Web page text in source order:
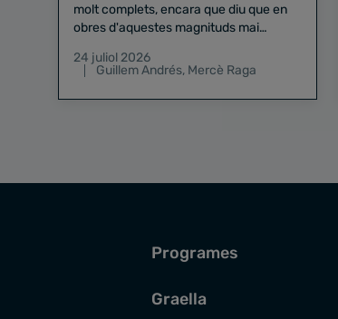
molt complets, encara que diu que en
obres d'aquestes magnituds mai
24 juliol 2026
Guillem Andrés, Mercè Raga
Programes
Graella